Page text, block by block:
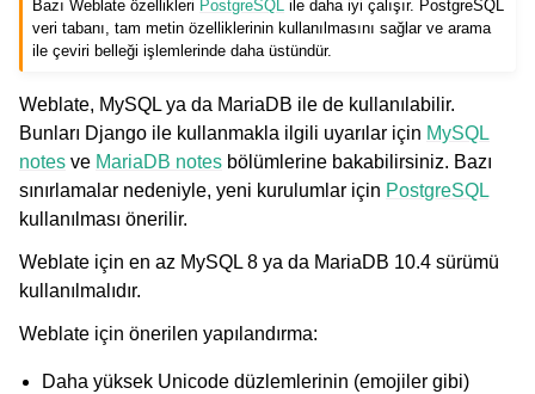
Bazı Weblate özellikleri PostgreSQL ile daha iyi çalışır. PostgreSQL
veri tabanı, tam metin özelliklerinin kullanılmasını sağlar ve arama
ile çeviri belleği işlemlerinde daha üstündür.
Weblate, MySQL ya da MariaDB ile de kullanılabilir.
Bunları Django ile kullanmakla ilgili uyarılar için MySQL
notes ve MariaDB notes bölümlerine bakabilirsiniz. Bazı
sınırlamalar nedeniyle, yeni kurulumlar için PostgreSQL
kullanılması önerilir.
Weblate için en az MySQL 8 ya da MariaDB 10.4 sürümü
kullanılmalıdır.
Weblate için önerilen yapılandırma:
Daha yüksek Unicode düzlemlerinin (emojiler gibi)